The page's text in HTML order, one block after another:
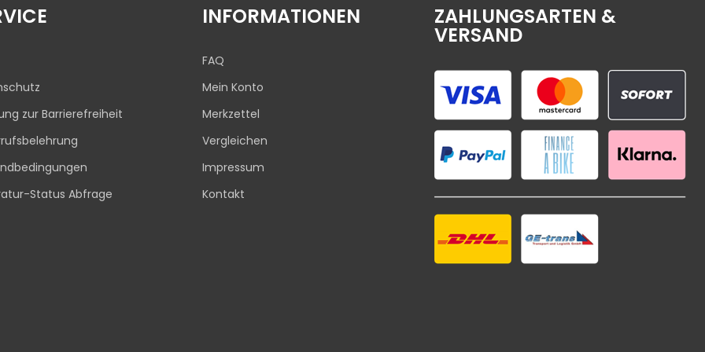
zur Barrierefreiheit
Status Abfrage
INFORMATIONEN
FAQ
Mein Konto
Merkzettel
Vergleichen
Impressum
Kontakt
ZAHLUNGSARTEN &
VERSAND